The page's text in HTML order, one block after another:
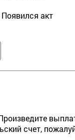
акт
счет,